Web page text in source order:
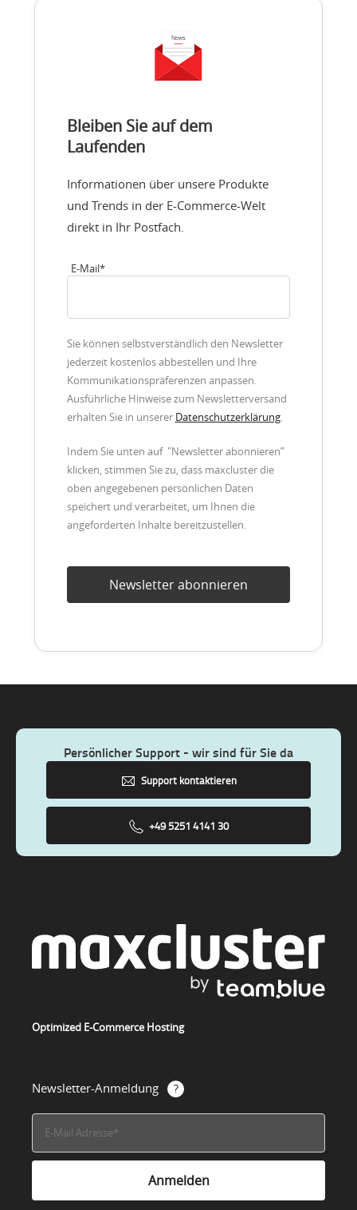
Bleiben Sie auf dem
Laufenden
Informationen über unsere Produkte
und Trends in der E-Commerce-Welt
direkt in Ihr Postfach.
E-Mail*
Sie können selbstverständlich den Newsletter
jederzeit kostenlos abbestellen und Ihre
Kommunikationspräferenzen anpassen.
Ausführliche Hinweise zum Newsletterversand
erhalten Sie in unserer Datenschutzerklärung.
Indem Sie unten auf "Newsletter abonnieren”
klicken, stimmen Sie zu, dass maxcluster die
oben angegebenen persönlichen Daten
speichert und verarbeitet, um Ihnen die
angeforderten Inhalte bereitzustellen.
Persönlicher Support - wir sind für Sie da
Support kontaktieren
+49 5251 4141 30
Optimized E-Commerce Hosting
Newsletter-Anmeldung